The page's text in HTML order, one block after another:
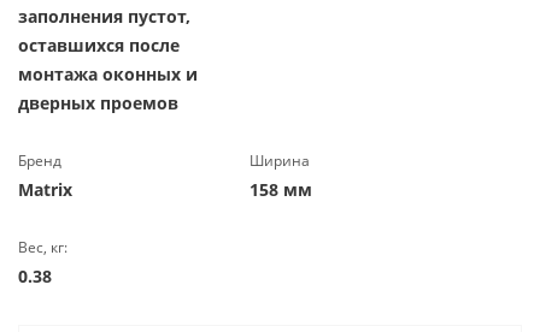
заполнения пустот,
оставшихся после
монтажа оконных и
дверных проемов
Бренд
Matrix
Ширина
158 мм
Вес, кг:
0.38